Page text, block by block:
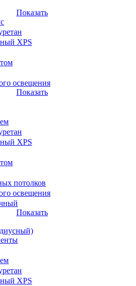
Показать
XPS
освещения
Показать
XPS
потолков
освещения
Показать
XPS